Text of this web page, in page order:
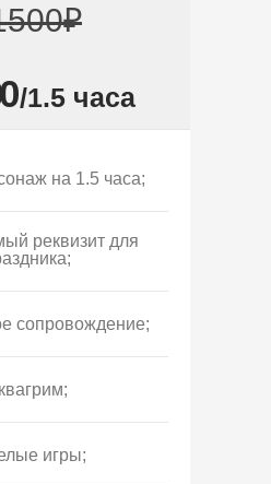
/1.5 часа
на 1.5 часа;
реквизит для
сопровождение;
игры;